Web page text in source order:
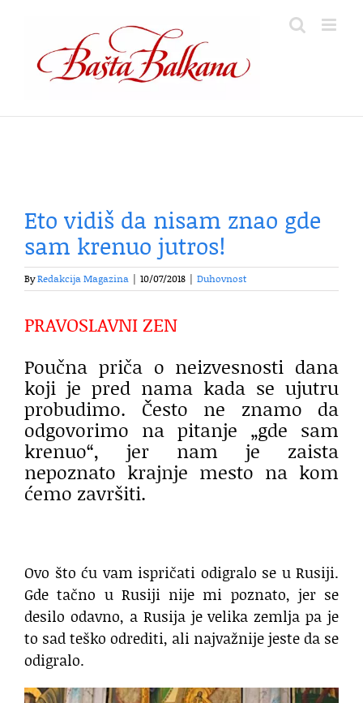
content
Eto vidiš da nisam znao gde
sam krenuo jutros!
ByRedakcija Magazina 10/07/2018 Duhovnost
PRAVOSLAVNI ZEN
Poučna priča o neizvesnosti dana
koji je pred nama kada se ujutru
probudimo. Često ne znamo da
odgovorimo na pitanje „gde sam
krenuo“, jer nam je zaista
nepoznato krajnje mesto na kom
ćemo završiti.
Ovo što ću vam ispričati odigralo se u Rusiji.
Gde tačno u Rusiji nije mi poznato, jer se
desilo odavno, a Rusija je velika zemlja pa je
to sad teško odrediti, ali najvažnije jeste da se
odigralo.